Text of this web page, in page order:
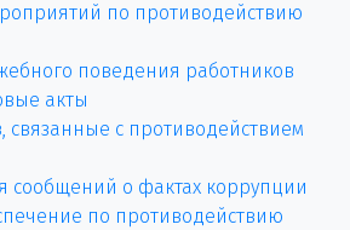
по противодействию
поведения работников
акты
с противодействием
сообщений о фактах коррупции
по противодействию